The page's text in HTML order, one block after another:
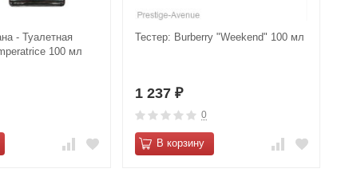
- Туалетная
100 мл
Тестер: Burberry "Weekend" 100 мл
1 237 ₽
0
В корзину